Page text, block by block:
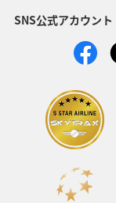
SNS公式アカウント